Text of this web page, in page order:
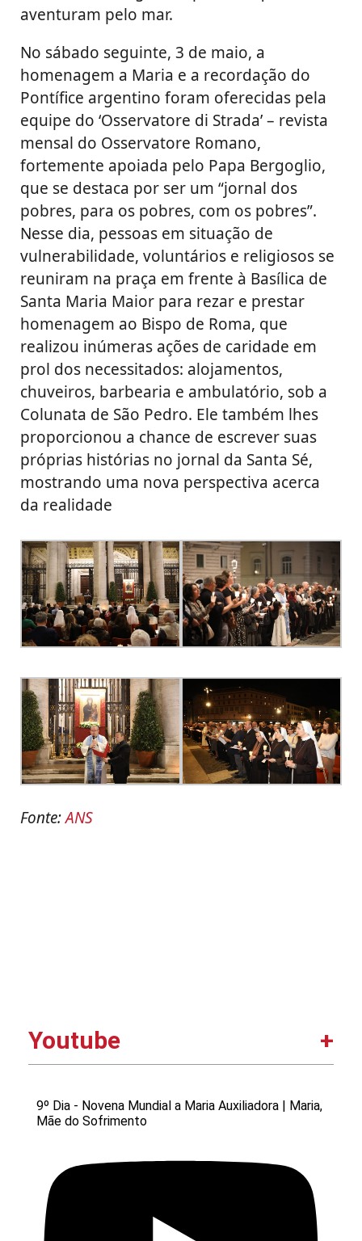
aventuram pelo mar.
No sábado seguinte, 3 de maio, a
homenagem a Maria e a recordação do
Pontífice argentino foram oferecidas pela
equipe do ‘Osservatore di Strada’ – revista
mensal do Osservatore Romano,
fortemente apoiada pelo Papa Bergoglio,
que se destaca por ser um “jornal dos
pobres, para os pobres, com os pobres”.
Nesse dia, pessoas em situação de
vulnerabilidade, voluntários e religiosos se
reuniram na praça em frente à Basílica de
Santa Maria Maior para rezar e prestar
homenagem ao Bispo de Roma, que
realizou inúmeras ações de caridade em
prol dos necessitados: alojamentos,
chuveiros, barbearia e ambulatório, sob a
Colunata de São Pedro. Ele também lhes
proporcionou a chance de escrever suas
próprias histórias no jornal da Santa Sé,
mostrando uma nova perspectiva acerca
da realidade
Fonte:ANS
Youtube
9º Dia - Novena Mundial a Maria Auxiliadora | Maria,
Mãe do Sofrimento